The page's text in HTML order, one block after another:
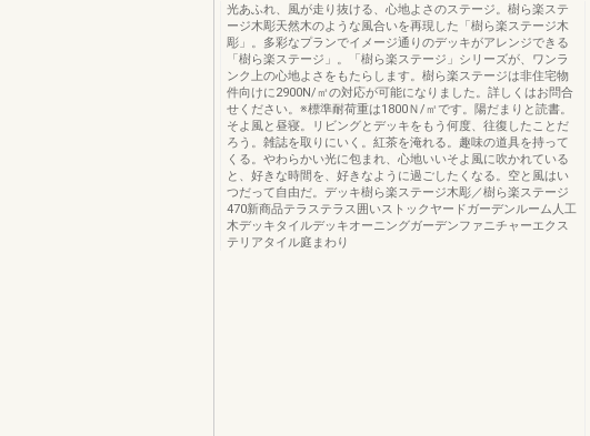
光あふれ、風が走り抜ける、心地よさのステージ。樹ら楽ステ
ージ木彫天然木のような風合いを再現した「樹ら楽ステージ木
彫」。多彩なプランでイメージ通りのデッキがアレンジできる
「樹ら楽ステージ」。「樹ら楽ステージ」シリーズが、ワンラ
ンク上の心地よさをもたらします。樹ら楽ステージは非住宅物
件向けに2900N/㎡の対応が可能になりました。詳しくはお問合
せください。※標準耐荷重は1800Ｎ/㎡です。陽だまりと読書。
そよ風と昼寝。リビングとデッキをもう何度、往復したことだ
ろう。雑誌を取りにいく。紅茶を淹れる。趣味の道具を持って
くる。やわらかい光に包まれ、心地いいそよ風に吹かれている
と、好きな時間を、好きなように過ごしたくなる。空と風はい
つだって自由だ。デッキ樹ら楽ステージ木彫／樹ら楽ステージ
470新商品テラステラス囲いストックヤードガーデンルーム人工
木デッキタイルデッキオーニングガーデンファニチャーエクス
テリアタイル庭まわり